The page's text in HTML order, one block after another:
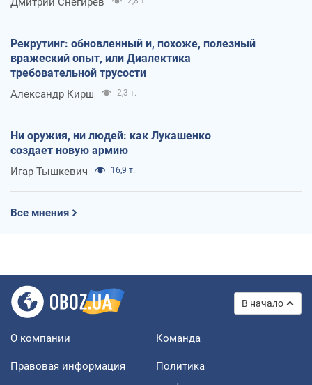
Рекрутинг: обновленный и, похоже, полезный
вражеский опыт, или Диалектика
требовательной трусости
Александр Кирш 2,3 т.
Ни оружия, ни людей: как Лукашенко
создает новую армию
Игар Тышкевич 16,9 т.
Все мнения
В начало
О компании Команда
Правовая информация
Политика